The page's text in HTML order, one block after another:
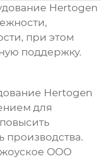
Hertogen
при этом
поддержку.
Hertogen
для
производства.
ООО